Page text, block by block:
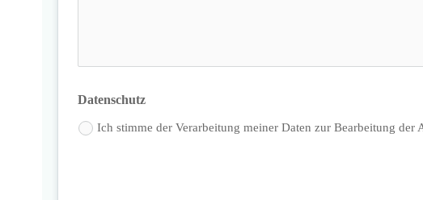
Datenschutz
Ich stimme der Verarbeitung meiner Daten zur Bearbeitung